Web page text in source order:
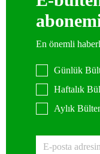
En önemli
Günlük
Haftalık
Aylık